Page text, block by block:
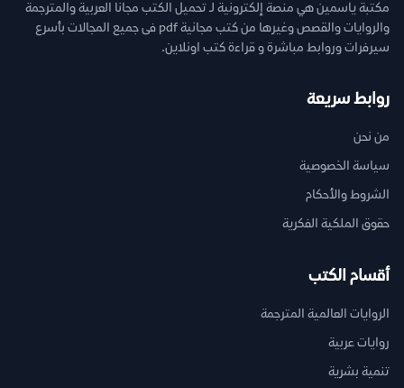
مكتبة ياسمين هي منصة إلكترونية لـ تحميل الكتب مجانا العربية والمترجمة
والروايات والقصص وغيرها من كتب مجانية pdf فى جميع المجالات بأسرع
سيرفرات وروابط مباشرة و قراءة كتب اونلاين.
روابط سريعة
من نحن
سياسة الخصوصية
الشروط والأحكام
حقوق الملكية الفكرية
أقسام الكتب
الروايات العالمية المترجمة
روايات عربية
تنمية بشرية